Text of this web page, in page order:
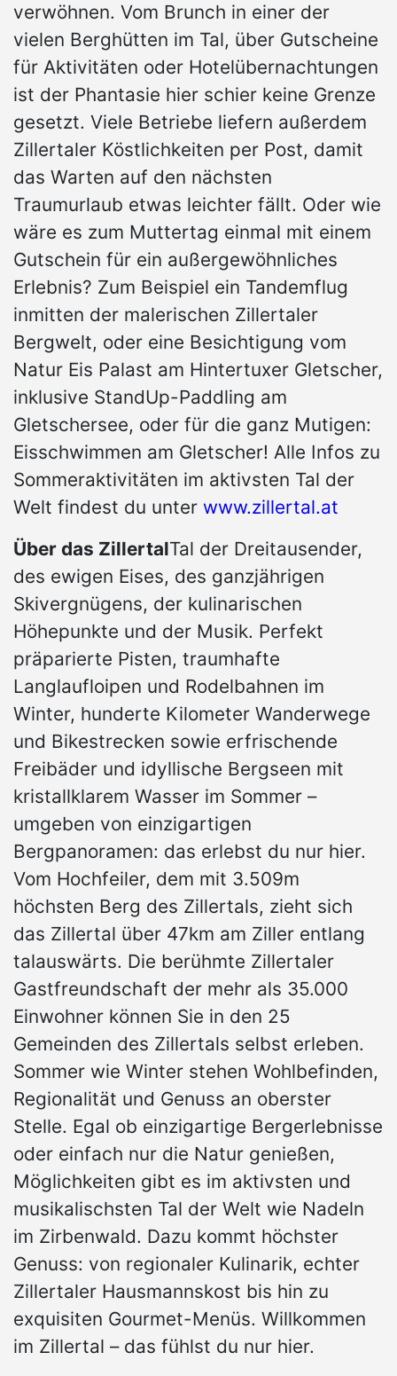
verwöhnen. Vom Brunch in einer der
vielen Berghütten im Tal, über Gutscheine
für Aktivitäten oder Hotelübernachtungen
ist der Phantasie hier schier keine Grenze
gesetzt. Viele Betriebe liefern außerdem
Zillertaler Köstlichkeiten per Post, damit
das Warten auf den nächsten
Traumurlaub etwas leichter fällt. Oder wie
wäre es zum Muttertag einmal mit einem
Gutschein für ein außergewöhnliches
Erlebnis? Zum Beispiel ein Tandemflug
inmitten der malerischen Zillertaler
Bergwelt, oder eine Besichtigung vom
Natur Eis Palast am Hintertuxer Gletscher,
inklusive StandUp-Paddling am
Gletschersee, oder für die ganz Mutigen:
Eisschwimmen am Gletscher! Alle Infos zu
Sommeraktivitäten im aktivsten Tal der
Welt findest du unter www.zillertal.at
Über das ZillertalTal der Dreitausender,
des ewigen Eises, des ganzjährigen
Skivergnügens, der kulinarischen
Höhepunkte und der Musik. Perfekt
präparierte Pisten, traumhafte
Langlaufloipen und Rodelbahnen im
Winter, hunderte Kilometer Wanderwege
und Bikestrecken sowie erfrischende
Freibäder und idyllische Bergseen mit
kristallklarem Wasser im Sommer –
umgeben von einzigartigen
Bergpanoramen: das erlebst du nur hier.
Vom Hochfeiler, dem mit 3.509m
höchsten Berg des Zillertals, zieht sich
das Zillertal über 47km am Ziller entlang
talauswärts. Die berühmte Zillertaler
Gastfreundschaft der mehr als 35.000
Einwohner können Sie in den 25
Gemeinden des Zillertals selbst erleben.
Sommer wie Winter stehen Wohlbefinden,
Regionalität und Genuss an oberster
Stelle. Egal ob einzigartige Bergerlebnisse
oder einfach nur die Natur genießen,
Möglichkeiten gibt es im aktivsten und
musikalischsten Tal der Welt wie Nadeln
im Zirbenwald. Dazu kommt höchster
Genuss: von regionaler Kulinarik, echter
Zillertaler Hausmannskost bis hin zu
exquisiten Gourmet-Menüs. Willkommen
im Zillertal – das fühlst du nur hier.